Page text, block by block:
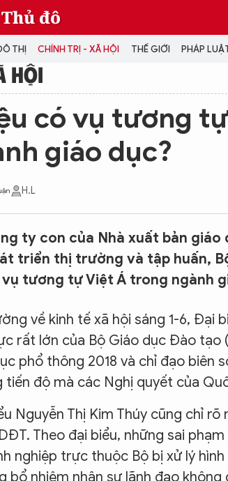
đô
THỊ CHÍNH TRỊ - XÃ HỘI THẾ GIỚI PHÁP
CHÍNH TRỊ - XÃ HỘI
Đại hội Đảng
PHÁP LUẬT
MINH
SỐNG Ở HÀ NỘI
MULTIMEDIA
Podcast
Video
KHỞI NGHIỆP
HỘI
có vụ tương
giáo dục?
H.L
ty con của Nhà xuất bản giáo
triển thị trường và tập huấn,
tương tự Việt Á trong ngành
về kinh tế xã hội sáng 1-6, Đại
rất lớn của Bộ Giáo dục Đào
phổ thông 2018 và chỉ đạo biên
độ mà các Nghị quyết của
Nguyễn Thị Kim Thúy cũng chỉ
Theo đại biểu, những sai
nghiệp trực thuộc Bộ bị xử lý
bổ nhiệm nhân sự lãnh đạo